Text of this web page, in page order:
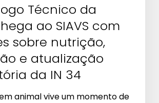
Técnico da
ao SIAVS com
sobre nutrição,
e atualização
da IN 34
animal vive um momento de